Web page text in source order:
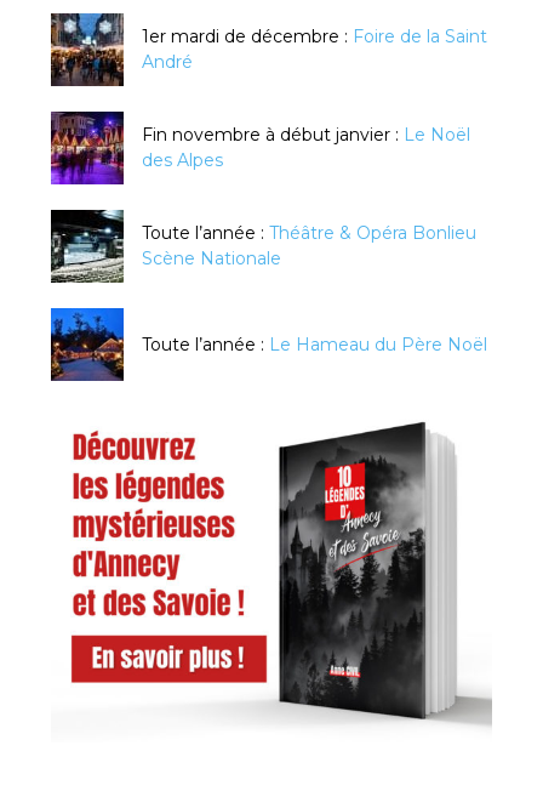
1er mardi de décembre : Foire de la Saint
André
Fin novembre à début janvier : Le Noël
des Alpes
Toute l’année : Théâtre & Opéra Bonlieu
Scène Nationale
Toute l’année : Le Hameau du Père Noël